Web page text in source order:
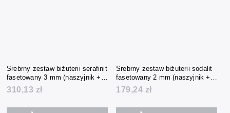
Srebrny zestaw biżuterii serafinit
fasetowany 3 mm (naszyjnik +
bransoletka + kolczyki)
310,13 zł
Srebrny zestaw biżuterii sodalit
fasetowany 2 mm (naszyjnik +
bransoletka + kolczyki)
179,24 zł